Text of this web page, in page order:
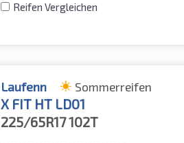
Reifen Vergleichen
Laufenn Sommerreifen
X FIT HT LD01
225/65R17102T